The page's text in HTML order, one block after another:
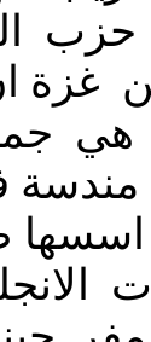
غزة
هي
مندسة